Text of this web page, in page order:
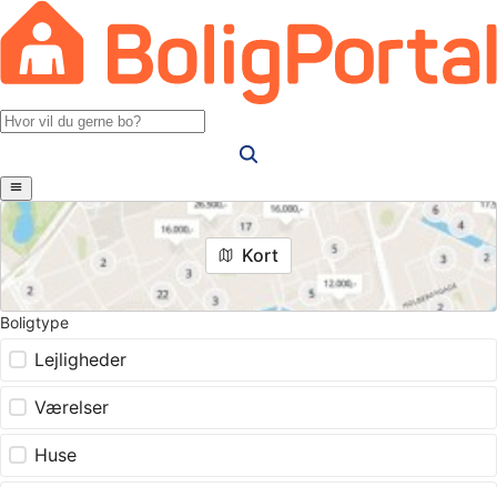
Kort
Boligtype
Lejligheder
Værelser
Huse